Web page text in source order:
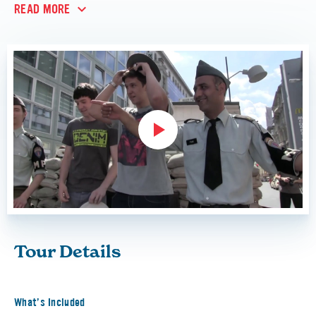
READ MORE
Tour Details
What’s Included